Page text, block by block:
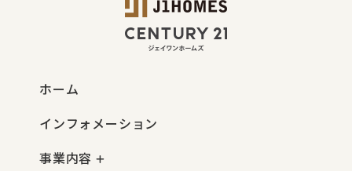
ホーム
インフォメーション
事業内容